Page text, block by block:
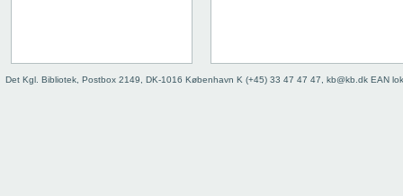
Det Kgl. Bibliotek, Postbox 2149, DK-1016 København K (+45) 33 47 47 47, kb@kb.dk EAN